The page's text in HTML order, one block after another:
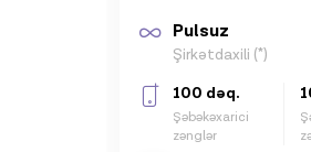
Pulsuz
Şirkətdaxili (*)
100 dəq.
Şəbəkəxarici
zənglər